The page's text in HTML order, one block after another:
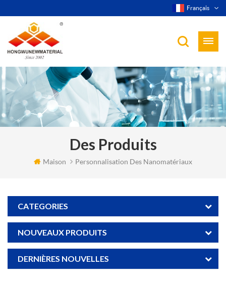
Français
Des Produits
Maison Personnalisation Des Nanomatériaux
CATEGORIES
NOUVEAUX PRODUITS
DERNIÈRES NOUVELLES